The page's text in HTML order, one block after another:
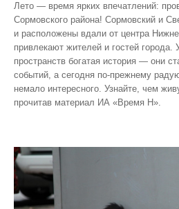
Лето — время ярких впечатлений:
Сормовского района! Сормовский и
и расположены вдали от центра
привлекают жителей и гостей города.
пространств богатая история — они
событий, а сегодня по‑прежнему
немало интересного. Узнайте, чем
прочитав материал ИА «Время Н».